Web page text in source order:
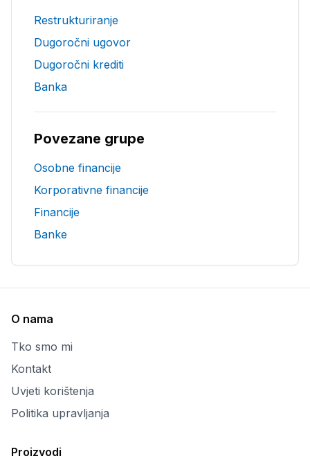
Restrukturiranje
Dugoročni ugovor
Dugoročni krediti
Banka
Povezane grupe
Osobne financije
Korporativne financije
Financije
Banke
O nama
Tko smo mi
Kontakt
Uvjeti korištenja
Politika upravljanja
Proizvodi